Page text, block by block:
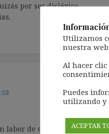
por ser disléxico.
de este blog.
Utilizamos
nuestra web.
Al hacer clic
Puedes
utilizando y
ACEPTAR